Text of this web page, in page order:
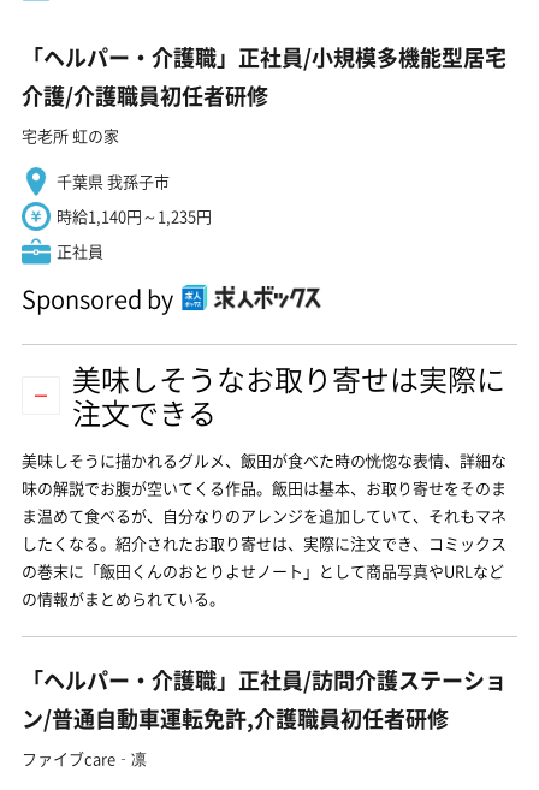
「ヘルパー・介護職」正社員/小規模多機能型居宅
介護/介護職員初任者研修
宅老所 虹の家
千葉県 我孫子市
時給1,140円～1,235円
正社員
Sponsored by
美味しそうなお取り寄せは実際に
注文できる
美味しそうに描かれるグルメ、飯田が食べた時の恍惚な表情、詳細な
味の解説でお腹が空いてくる作品。飯田は基本、お取り寄せをそのま
ま温めて食べるが、自分なりのアレンジを追加していて、それもマネ
したくなる。紹介されたお取り寄せは、実際に注文でき、コミックス
の巻末に「飯田くんのおとりよせノート」として商品写真やURLなど
の情報がまとめられている。
「ヘルパー・介護職」正社員/訪問介護ステーショ
ン/普通自動車運転免許,介護職員初任者研修
ファイブcare‐凛